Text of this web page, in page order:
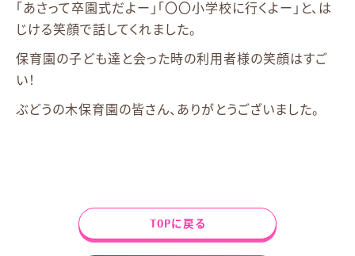
「あさって卒園式だよー」「〇〇小学校に行くよー」と、は
じける笑顔で話してくれました。
保育園の子ども達と会った時の利用者様の笑顔はすご
い！
ぶどうの木保育園の皆さん、ありがとうございました。
TOPに戻る